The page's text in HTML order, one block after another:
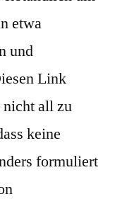
etwa
und
Link
all zu
keine
formuliert